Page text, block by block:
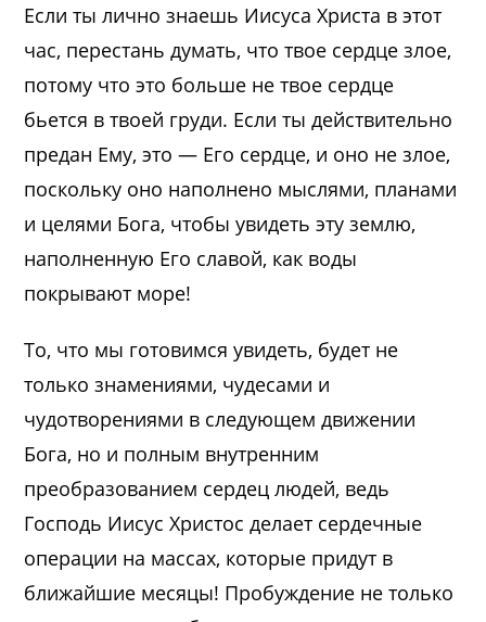
Если ты лично знаешь Иисуса Христа в этот
час, перестань думать, что твое сердце злое,
потому что это больше не твое сердце
бьется в твоей груди. Если ты действительно
предан Ему, это — Его сердце, и оно не злое,
поскольку оно наполнено мыслями, планами
и целями Бога, чтобы увидеть эту землю,
наполненную Его славой, как воды
покрывают море!
То, что мы готовимся увидеть, будет не
только знамениями, чудесами и
чудотворениями в следующем движении
Бога, но и полным внутренним
преобразованием сердец людей, ведь
Господь Иисус Христос делает сердечные
операции на массах, которые придут в
ближайшие месяцы! Пробуждение не только